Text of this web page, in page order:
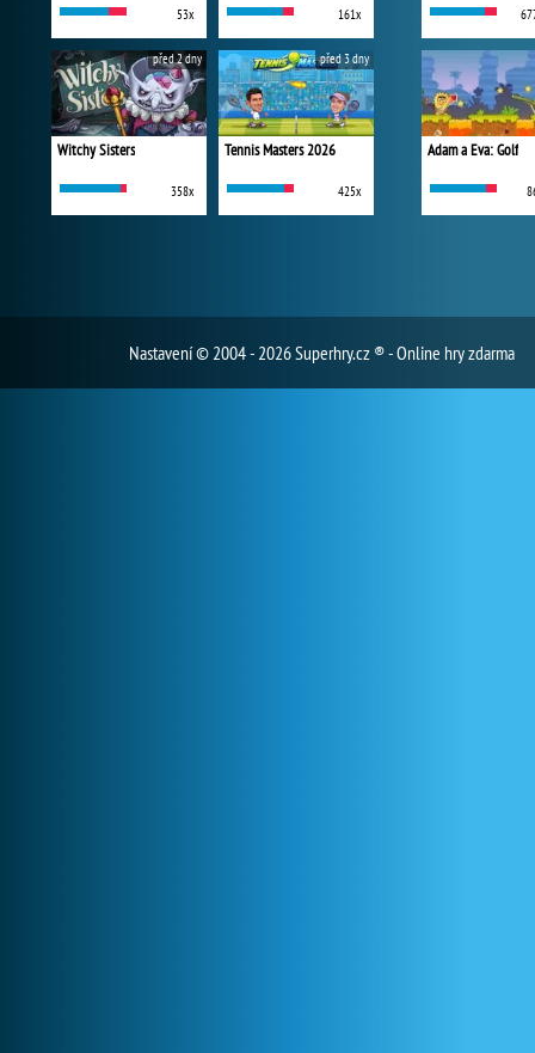
53x 161x
Witchy Sisters
358x
před 2 dny
Tennis Masters 2026
425x
před 3 dny
Adam a Eva: Golf
Nastavení© 2004 - 2026 Superhry.cz ® - Online hry zdarma